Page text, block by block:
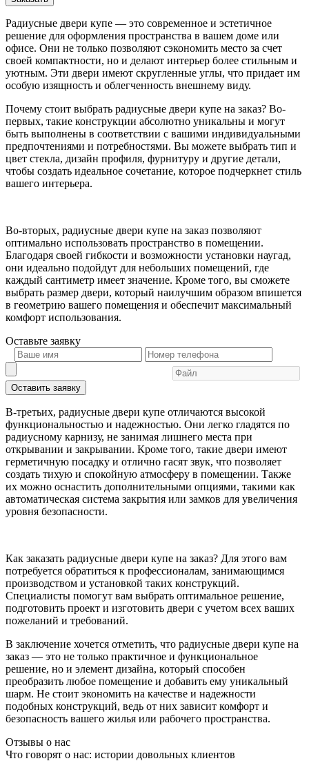
Радиусные двери купе — это современное и эстетичное
решение для оформления пространства в вашем доме или
офисе. Они не только позволяют сэкономить место за счет
своей компактности, но и делают интерьер более стильным и
уютным. Эти двери имеют скругленные углы, что придает им
особую изящность и облегченность внешнему виду.
Почему стоит выбрать радиусные двери купе на заказ? Во-
первых, такие конструкции абсолютно уникальны и могут
быть выполнены в соответствии с вашими индивидуальными
предпочтениями и потребностями. Вы можете выбрать тип и
цвет стекла, дизайн профиля, фурнитуру и другие детали,
чтобы создать идеальное сочетание, которое подчеркнет стиль
вашего интерьера.
Во-вторых, радиусные двери купе на заказ позволяют
оптимально использовать пространство в помещении.
Благодаря своей гибкости и возможности установки наугад,
они идеально подойдут для небольших помещений, где
каждый сантиметр имеет значение. Кроме того, вы сможете
выбрать размер двери, который наилучшим образом впишется
в геометрию вашего помещения и обеспечит максимальный
комфорт использования.
Оставьте заявку
Оставить заявку
В-третьих, радиусные двери купе отличаются высокой
функциональностью и надежностью. Они легко гладятся по
радиусному карнизу, не занимая лишнего места при
открывании и закрывании. Кроме того, такие двери имеют
герметичную посадку и отлично гасят звук, что позволяет
создать тихую и спокойную атмосферу в помещении. Также
их можно оснастить дополнительными опциями, такими как
автоматическая система закрытия или замков для увеличения
уровня безопасности.
Как заказать радиусные двери купе на заказ? Для этого вам
потребуется обратиться к профессионалам, занимающимся
производством и установкой таких конструкций.
Специалисты помогут вам выбрать оптимальное решение,
подготовить проект и изготовить двери с учетом всех ваших
пожеланий и требований.
В заключение хочется отметить, что радиусные двери купе на
заказ — это не только практичное и функциональное
решение, но и элемент дизайна, который способен
преобразить любое помещение и добавить ему уникальный
шарм. Не стоит экономить на качестве и надежности
подобных конструкций, ведь от них зависит комфорт и
безопасность вашего жилья или рабочего пространства.
Отзывы о нас
Что говорят о нас: истории довольных клиентов